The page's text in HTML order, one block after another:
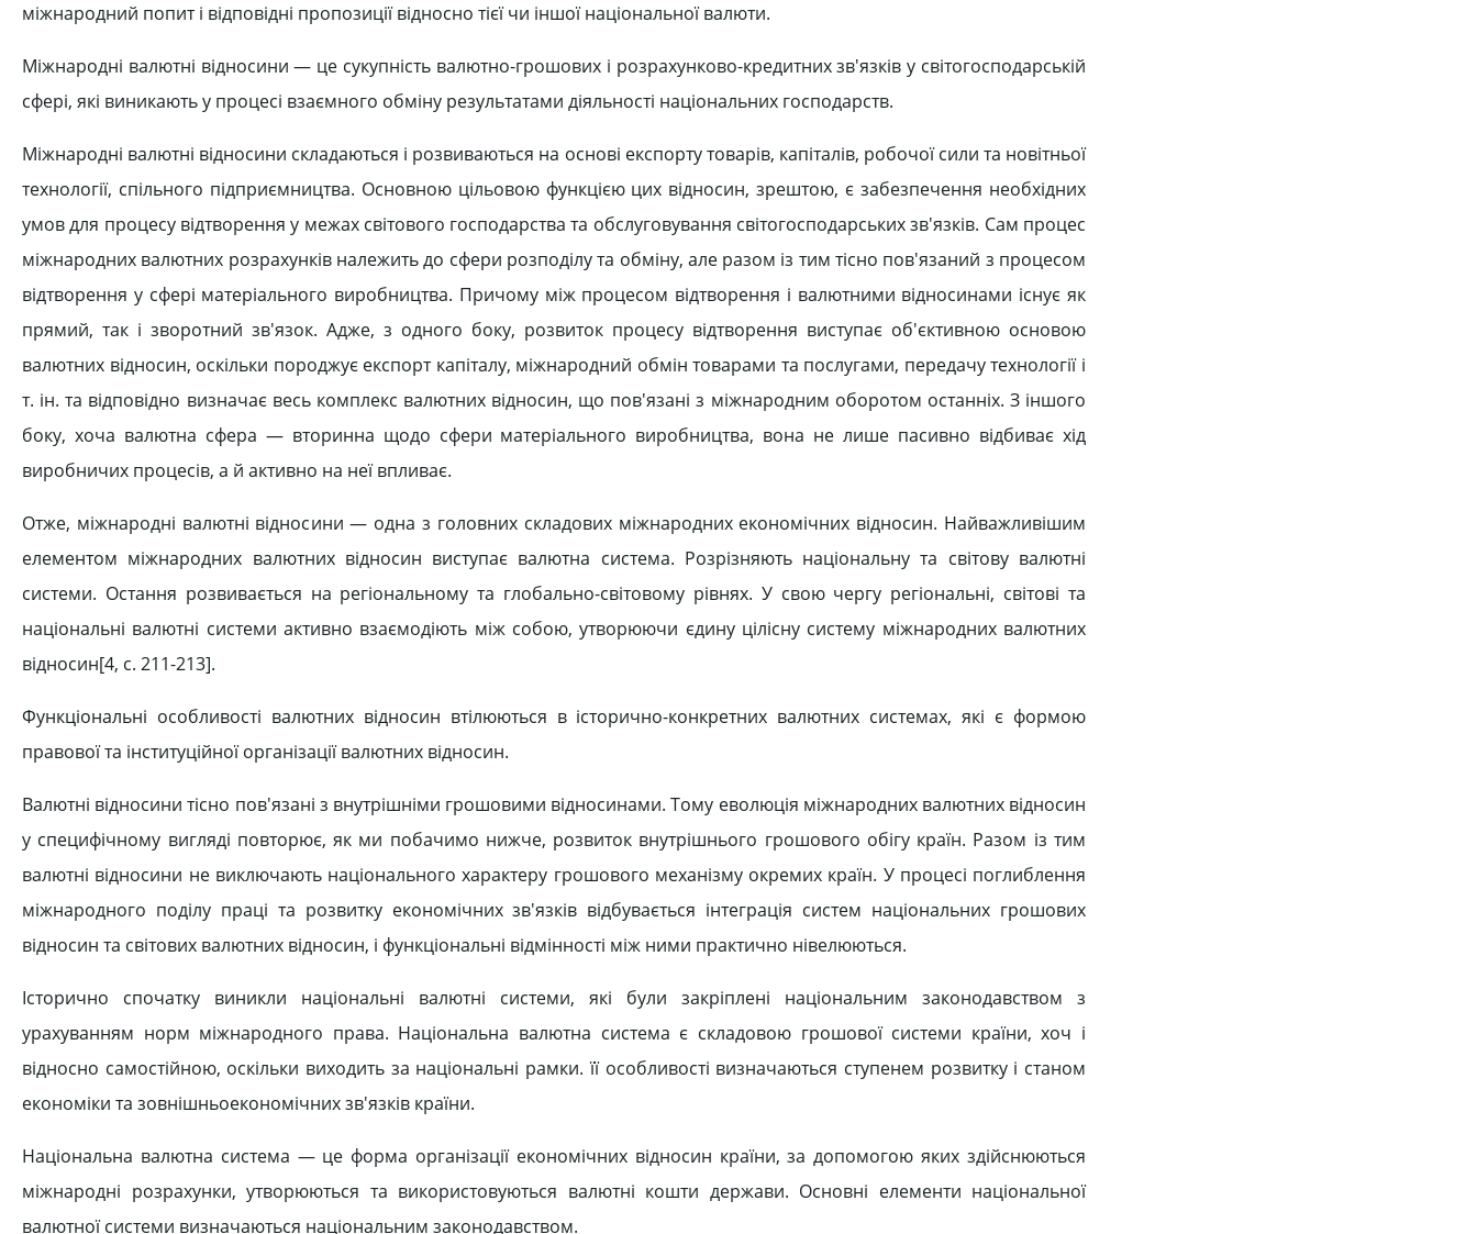
міжнародний попит і відповідні пропозиції відносно тієї чи іншої національної валюти.
Міжнародні валютні відносини — це сукупність валютно-грошових і розрахунково-кредитних зв'язків у світогосподарській
сфері, які виникають у процесі взаємного обміну результатами діяльності національних господарств.
Міжнародні валютні відносини складаються і розвиваються на основі експорту товарів, капіталів, робочої сили та новітньої
технології, спільного підприємництва. Основною цільовою функцією цих відносин, зрештою, є забезпечення необхідних
умов для процесу відтворення у межах світового господарства та обслуговування світогосподарських зв'язків. Сам процес
міжнародних валютних розрахунків належить до сфери розподілу та обміну, але разом із тим тісно пов'язаний з процесом
відтворення у сфері матеріального виробництва. Причому між процесом відтворення і валютними відносинами існує як
прямий, так і зворотний зв'язок. Адже, з одного боку, розвиток процесу відтворення виступає об'єктивною основою
валютних відносин, оскільки породжує експорт капіталу, міжнародний обмін товарами та послугами, передачу технології і
т. ін. та відповідно визначає весь комплекс валютних відносин, що пов'язані з міжнародним оборотом останніх. З іншого
боку, хоча валютна сфера — вторинна щодо сфери матеріального виробництва, вона не лише пасивно відбиває хід
виробничих процесів, а й активно на неї впливає.
Отже, міжнародні валютні відносини — одна з головних складових міжнародних економічних відносин. Найважливішим
елементом міжнародних валютних відносин виступає валютна система. Розрізняють національну та світову валютні
системи. Остання розвивається на регіональному та глобально-світовому рівнях. У свою чергу регіональні, світові та
національні валютні системи активно взаємодіють між собою, утворюючи єдину цілісну систему міжнародних валютних
відносин[4, c. 211-213].
Функціональні особливості валютних відносин втілюються в історично-конкретних валютних системах, які є формою
правової та інституційної організації валютних відносин.
Валютні відносини тісно пов'язані з внутрішніми грошовими відносинами. Тому еволюція міжнародних валютних відносин
у специфічному вигляді повторює, як ми побачимо нижче, розвиток внутрішнього грошового обігу країн. Разом із тим
валютні відносини не виключають національного характеру грошового механізму окремих країн. У процесі поглиблення
міжнародного поділу праці та розвитку економічних зв'язків відбувається інтеграція систем національних грошових
відносин та світових валютних відносин, і функціональні відмінності між ними практично нівелюються.
Історично спочатку виникли національні валютні системи, які були закріплені національним законодавством з
урахуванням норм міжнародного права. Національна валютна система є складовою грошової системи країни, хоч і
відносно самостійною, оскільки виходить за національні рамки. її особливості визначаються ступенем розвитку і станом
економіки та зовнішньоекономічних зв'язків країни.
Національна валютна система — це форма організації економічних відносин країни, за допомогою яких здійснюються
міжнародні розрахунки, утворюються та використовуються валютні кошти держави. Основні елементи національної
валютної системи визначаються національним законодавством.